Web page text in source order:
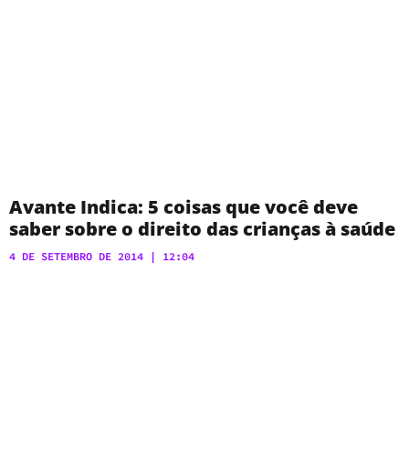
Avante Indica: 5 coisas que você deve
saber sobre o direito das crianças à saúde
4 DE SETEMBRO DE 2014 12:04